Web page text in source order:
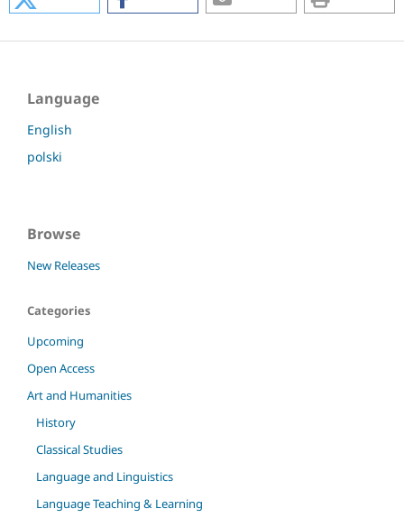
Language
English
polski
Browse
New Releases
Categories
Upcoming
Open Access
Art and Humanities
History
Classical Studies
Language and Linguistics
Language Teaching & Learning